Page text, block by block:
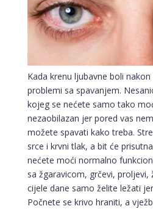
Kada krenu ljubavne boli
problemi sa spavanjem.
kojeg se nećete samo tako
nezaobilazan jer pored vas
možete spavati kako treba.
srce i krvni tlak, a bit će
nećete moći normalno
sa žgaravicom, grčevi, proljevi,
cijele dane samo želite ležati
Počnete se krivo hraniti, a